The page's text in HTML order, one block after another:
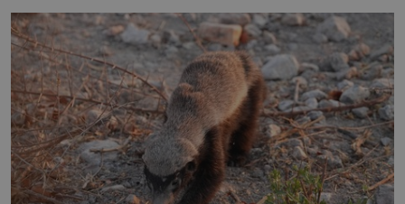
se na koloběžce a den zakončit poznáváním památek ve
Velkých Losinách nebo v termálním